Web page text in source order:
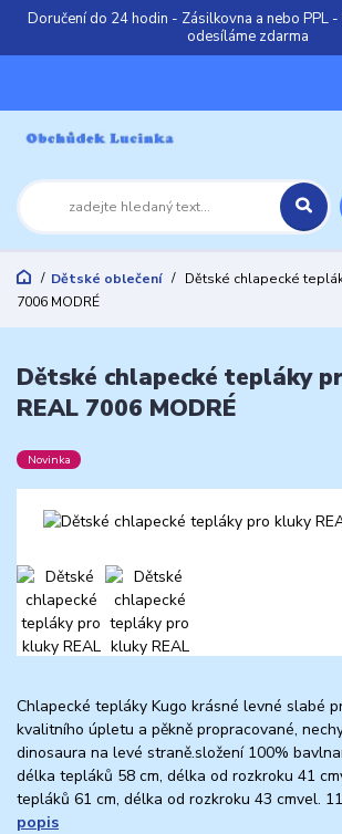
Doručení do 24 hodin - Zásilkovna a nebo PPL
odesíláme zdarma
Dětské oblečení
Dětské chlapecké
7006 MODRÉ
Dětské chlapecké tepláky
REAL 7006 MODRÉ
Novinka
Chlapecké tepláky Kugo krásné levné slabé
kvalitního úpletu a pěkně propracované,
dinosaura na levé straně.složení 100%
délka tepláků 58 cm, délka od rozkroku 41
tepláků 61 cm, délka od rozkroku 43 cmvel.
popis